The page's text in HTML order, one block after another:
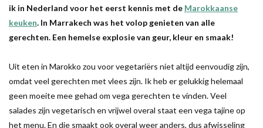
ik in Nederland voor het eerst kennis met de Marokkaanse
keuken. In Marrakech was het volop genieten van alle
gerechten. Een hemelse explosie van geur, kleur en smaak!
Uit eten in Marokko zou voor vegetariërs niet altijd eenvoudig zijn,
omdat veel gerechten met vlees zijn. Ik heb er gelukkig helemaal
geen moeite mee gehad om vega gerechten te vinden. Veel
salades zijn vegetarisch en vrijwel overal staat een vega tajine op
het menu. En die smaakt ook overal weer anders, dus afwisseling